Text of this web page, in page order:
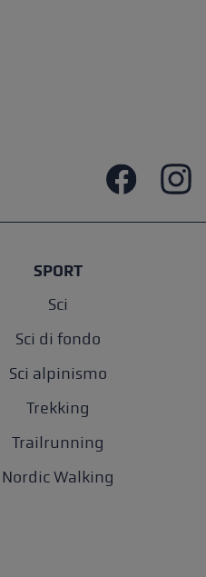
SPORT
Sci
Sci di fondo
Sci alpinismo
Trekking
Trailrunning
Nordic Walking